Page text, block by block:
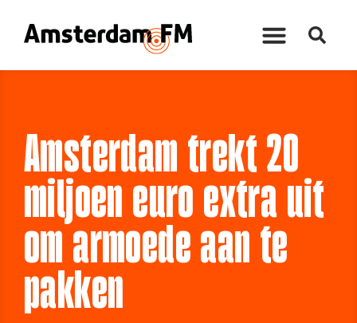
Amsterdam trekt 20
miljoen euro extra uit
om armoede aan te
pakken